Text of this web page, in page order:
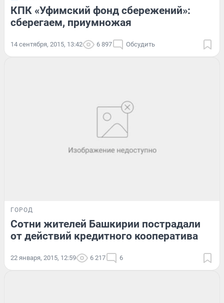
КПК «Уфимский фонд сбережений»:
сберегаем, приумножая
14 сентября, 2015, 13:42 6 897 Обсудить
ГОРОД
Сотни жителей Башкирии пострадали
от действий кредитного кооператива
22 января, 2015, 12:59 6 217 6